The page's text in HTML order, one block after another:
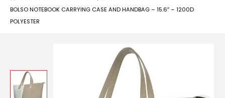
BOLSO NOTEBOOK CARRYING CASE AND HANDBAG – 15.6″ – 1200D
POLYESTER